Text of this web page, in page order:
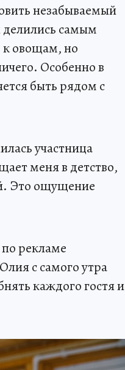
незабываемый
самым
к овощам, но
Особенно в
быть рядом с
участница
меня в детство,
Это ощущение
рекламе
с самого утра
каждого гостя и